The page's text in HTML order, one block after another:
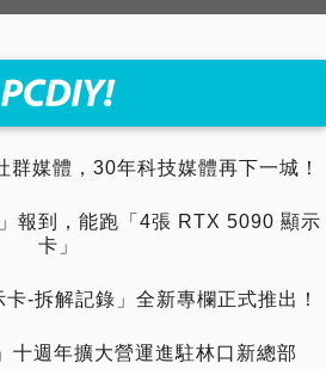
媒體，30年科技媒體再下一城！
報到，能跑「4張 RTX 5090 顯示
卡」
-拆解記錄」全新專欄正式推出！
十週年擴大營運進駐林口新總部